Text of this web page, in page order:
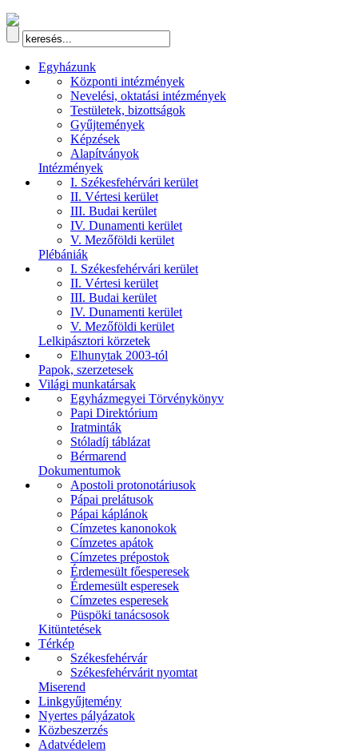
Egyházunk
Központi intézmények
Nevelési, oktatási intézmények
Testületek, bizottságok
Gyűjtemények
Képzések
Alapítványok
Intézmények
I. Székesfehérvári kerület
II. Vértesi kerület
III. Budai kerület
IV. Dunamenti kerület
V. Mezőföldi kerület
Plébániák
I. Székesfehérvári kerület
II. Vértesi kerület
III. Budai kerület
IV. Dunamenti kerület
V. Mezőföldi kerület
Lelkipásztori körzetek
Elhunytak 2003-tól
Papok, szerzetesek
Világi munkatársak
Egyházmegyei Törvénykönyv
Papi Direktórium
Iratminták
Stóladíj táblázat
Bérmarend
Dokumentumok
Apostoli protonotáriusok
Pápai prelátusok
Pápai káplánok
Címzetes kanonokok
Címzetes apátok
Címzetes prépostok
Érdemesült főesperesek
Érdemesült esperesek
Címzetes esperesek
Püspöki tanácsosok
Kitüntetések
Térkép
Székesfehérvár
Székesfehérvárit nyomtat
Miserend
Linkgyűjtemény
Nyertes pályázatok
Közbeszerzés
Adatvédelem